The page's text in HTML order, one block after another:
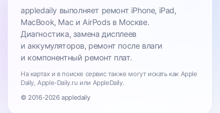
appledaily выполняет ремонт iPhone, iPad,
MacBook, Mac и AirPods в Москве.
Диагностика, замена дисплеев
и аккумуляторов, ремонт после влаги
и компонентный ремонт плат.
На картах и в поиске сервис также могут искать как Apple
Daily, Apple-Daily.ru или AppleDaily.
© 2016-2026 appledaily